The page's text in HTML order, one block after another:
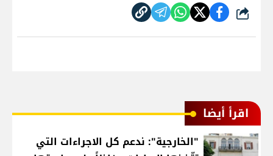
شارك
اقرأ أيضا
"الخارجية": ندعم كل الاجراءات التي